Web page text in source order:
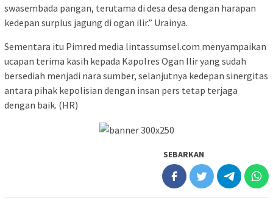
swasembada pangan, terutama di desa desa dengan harapan
kedepan surplus jagung di ogan ilir.” Urainya.
Sementara itu Pimred media lintassumsel.com menyampaikan
ucapan terima kasih kepada Kapolres Ogan Ilir yang sudah
bersediah menjadi nara sumber, selanjutnya kedepan sinergitas
antara pihak kepolisian dengan insan pers tetap terjaga
dengan baik. (HR)
SEBARKAN